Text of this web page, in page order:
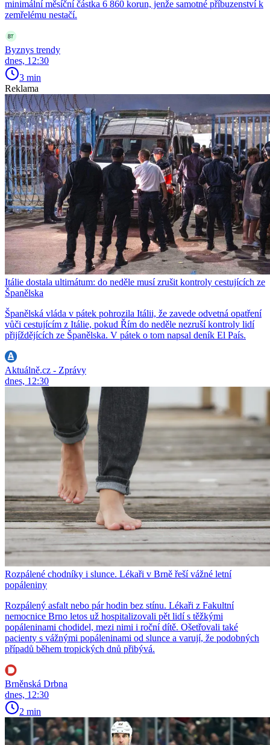
minimální měsíční částka 6 860 korun, jenže samotné příbuzenství k
zemřelému nestačí.
Byznys trendy
dnes, 12:30
3 min
Reklama
Itálie dostala ultimátum: do neděle musí zrušit kontroly cestujících ze
Španělska
Španělská vláda v pátek pohrozila Itálii, že zavede odvetná opatření
vůči cestujícím z Itálie, pokud Řím do neděle nezruší kontroly lidí
přijíždějících ze Španělska. V pátek o tom napsal deník El País.
Aktuálně.cz - Zprávy
dnes, 12:30
Rozpálené chodníky i slunce. Lékaři v Brně řeší vážné letní
popáleniny
Rozpálený asfalt nebo pár hodin bez stínu. Lékaři z Fakultní
nemocnice Brno letos už hospitalizovali pět lidí s těžkými
popáleninami chodidel, mezi nimi i roční dítě. Ošetřovali také
pacienty s vážnými popáleninami od slunce a varují, že podobných
případů během tropických dnů přibývá.
Brněnská Drbna
dnes, 12:30
2 min